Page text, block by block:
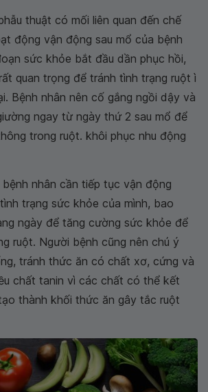
thuật có mối liên quan đến chế
động vận động sau mổ của bệnh
sức khỏe bắt đầu dần phục hồi,
quan trọng để tránh tình trạng ruột ì
Bệnh nhân nên cố gắng ngồi dậy và
ngay từ ngày thứ 2 sau mổ để
trong ruột. khôi phục nhu động
bệnh nhân cần tiếp tục vận động
trạng sức khỏe của mình, bao
ngày để tăng cường sức khỏe để
ruột. Người bệnh cũng nên chú ý
tránh thức ăn có chất xơ, cứng và
chất tanin vì các chất có thể kết
thành khối thức ăn gây tắc ruột